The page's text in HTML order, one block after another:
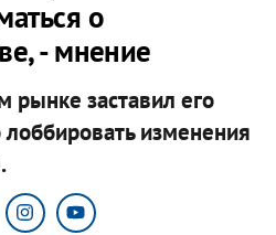
о
- мнение
рынке заставил его
лоббировать изменения